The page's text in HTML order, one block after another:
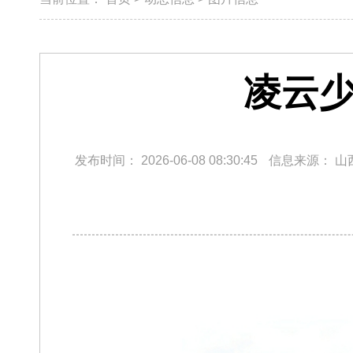
凌云
发布时间： 2026-06-08 08:30:45 信息来源： 山